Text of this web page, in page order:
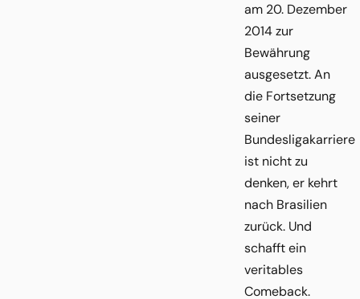
am 20. Dezember
2014 zur
Bewährung
ausgesetzt. An
die Fortsetzung
seiner
Bundesligakarriere
ist nicht zu
denken, er kehrt
nach Brasilien
zurück. Und
schafft ein
veritables
Comeback.